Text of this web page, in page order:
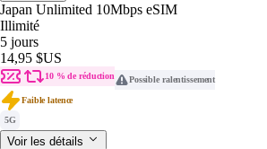
Japan Unlimited 10Mbps eSIM
Illimité
5 jours
14,95 $US
10 % de réduction Possible ralentissement
Faible latence
5G
Voir les détails